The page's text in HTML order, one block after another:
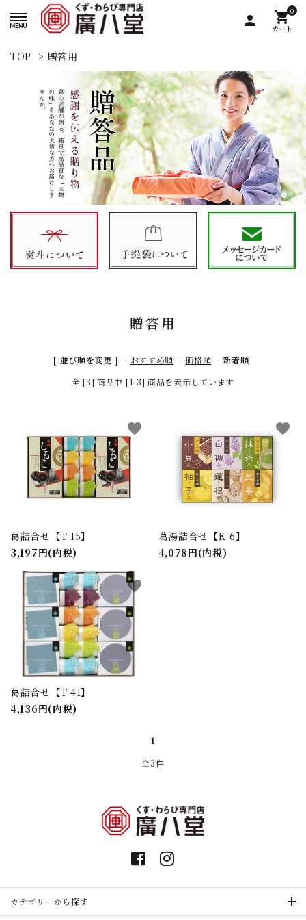
person
0
shopping_cart
カート
TOP > 贈答用
贈答用
[ 並び順を変更 ] - おすすめ順 -価格順 -新着順
全 [3] 商品中 [1-3] 商品を表示しています
葛詰合せ【T-15】
3,197円(内税)
favorite
葛湯詰合せ【K-6】
4,078円(内税)
favorite
葛詰合せ【T-41】
4,136円(内税)
favorite
1
全3件
キーワード
検索する
カテゴリーから探す